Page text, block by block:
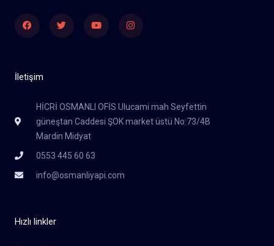
FacebookTwitter YoutubeInstagram
İletişim
HİCRİ OSMANLI OFİS Ulucami mah Seyfettin
güneştan Caddesi ŞOK market üstü No:73/4B
Mardin Midyat
0553 445 60 63
info@osmanliyapi.com
Hızlı linkler